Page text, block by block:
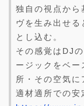
独自の視点から
ヴを生み出せる
とし込む。
その感覚はDJ
ージックをベ
所・その空気に
適材適所での安